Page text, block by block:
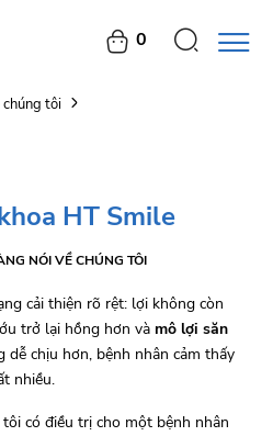
0
chúng tôi
HT Smile
NÓI VỀ CHÚNG TÔI
cải thiện rõ rệt: lợi không còn
trở lại hồng hơn và mô lợi săn
dễ chịu hơn, bệnh nhân cảm thấy
nhiều.
tôi có điều trị cho một bệnh nhân